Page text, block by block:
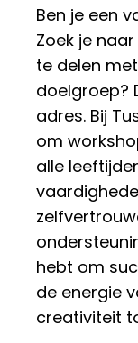
Ben je een
Zoek je
te delen
doelgroep?
adres. Bij
om
alle
hebt om
de energie
creativiteit